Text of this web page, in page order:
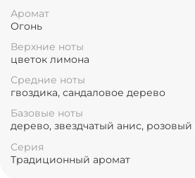
Аромат
Огонь
Верхние ноты
цветок лимона
Средние ноты
гвоздика, сандаловое дерево
Базовые ноты
дерево, звездчатый анис,
Серия
Традиционный аромат